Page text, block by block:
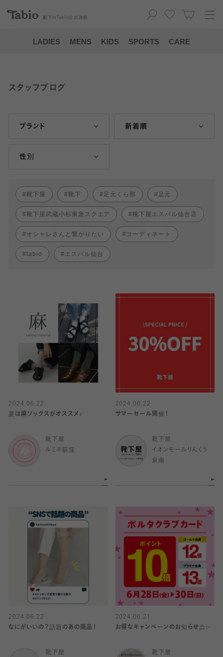
靴下の Tabio 公式通販
LADIES MENS KIDS SPORTS CARE
スタッフブログ
ブランド 新着順
性別
靴下屋 靴下 足元くら部 足元
靴下屋武蔵小杉東急スクエア 靴下屋エスパル仙台店
オシャレさんと繋がりたい コーディネート
tabio エスパル仙台
2024.06.22
夏は麻ソックスがオススメ♪
靴下屋
ルミネ荻窪
2024.06.22
サマーセール開催！
靴下屋
イオンモールりんくう
泉南
2024.06.22
なにがいいの？話題のあの商品！
靴下屋
2024.06.21
お得なキャンペーンのお知らせ⛱️✨
靴下屋